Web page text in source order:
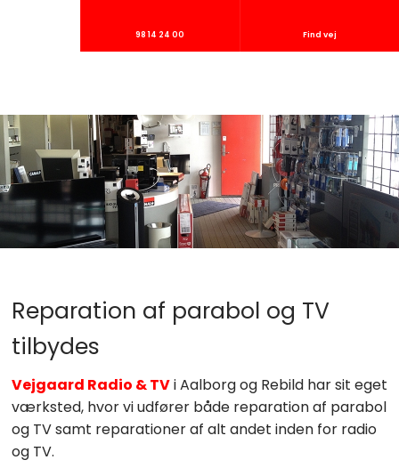
98 14 24 00 Find vej
Reparation af parabol og TV
tilbydes
Vejgaard Radio & TVi Aalborg og Rebild har sit eget
værksted, hvor vi udfører både reparation af parabol
og TV samt reparationer af alt andet inden for radio
og TV.